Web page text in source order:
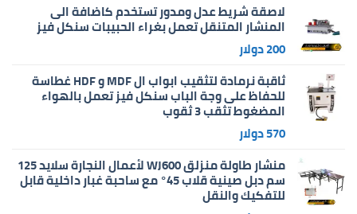
لاصقة شريط عدل ومدور تستخدم كاضافة الى
المنشار المتنقل تعمل بغراء الحبيبات سنكل فيز
200دولار
ثاقبة نرمادة لتثقيب ابواب ال MDF و HDF غطاسة
للحفاظ على وجة الباب سنكل فيز تعمل بالهواء
المضغوط تثقب 3 ثقوب
570دولار
منشار طاولة منزلق WJ600 لأعمال النجارة سلايد 125
سم دبل صينية قلاب 45° مع ساحبة غبار داخلية قابل
للتفكيك والنقل